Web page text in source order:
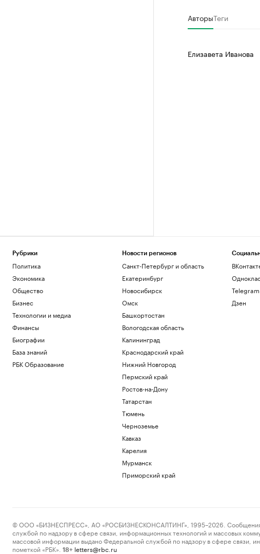
АвторыТеги
Елизавета Иванова
Рубрики
Политика
Экономика
Общество
Бизнес
Технологии и медиа
Финансы
Биографии
База знаний
РБК Образование
Новости регионов
Санкт-Петербург и область
Екатеринбург
Новосибирск
Омск
Башкортостан
Вологодская область
Калининград
Краснодарский край
Нижний Новгород
Пермский край
Ростов-на-Дону
Татарстан
Тюмень
Черноземье
Кавказ
Карелия
Мурманск
Приморский край
Telegram
Дзен
© ООО «БИЗНЕСПРЕСС», АО «РОСБИЗНЕСКОНСАЛТИНГ», 1995–2026. Сообщения и
службой по надзору в сфере связи, информационных технологий и массовых
массовой информации выдано Федеральной службой по надзору в сфере
пометкой «РБК».
18+ letters@rbc.ru